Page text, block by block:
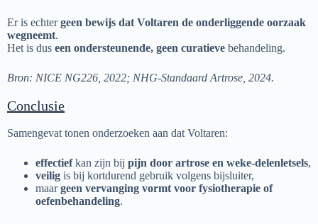
Er is echtergeen bewijs dat Voltaren de onderliggende oorzaak
wegneemt.
Het is dus een ondersteunende, geen curatieve behandeling.
Bron: NICE NG226, 2022; NHG-Standaard Artrose, 2024.
Conclusie
Samengevat tonen onderzoeken aan dat Voltaren:
effectiefkan zijn bij pijn door artrose en weke-delenletsels,
veilig is bij kortdurend gebruik volgens bijsluiter,
maargeen vervanging vormt voor fysiotherapie of
oefenbehandeling.